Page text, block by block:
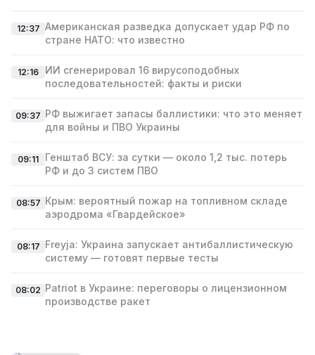
12:37 Американская разведка допускает удар РФ по
стране НАТО: что известно
12:16
ИИ сгенерировал 16 вирусоподобных
последовательностей: факты и риски
09:37 РФ выжигает запасы баллистики: что это меняет
для войны и ПВО Украины
09:11
Генштаб ВСУ: за сутки — около 1,2 тыс. потерь
РФ и до 3 систем ПВО
08:57 Крым: вероятный пожар на топливном складе
аэродрома «Гвардейское»
08:17 Freyja: Украина запускает антибаллистическую
систему — готовят первые тесты
08:02 Patriot в Украине: переговоры о лицензионном
производстве ракет